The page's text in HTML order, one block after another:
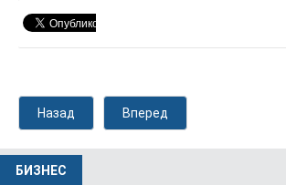
Назад Вперед
БИЗНЕС